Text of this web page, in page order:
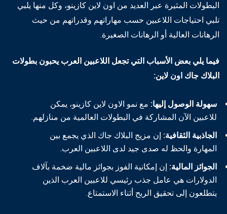
البطولات المثيرة عبر العديد من اون لاين كازينو، وكل منها يلبي
تلبي احتياجات اللاعبين حسب مهاراتهم وقدراتهم من حيث
الرهانات العالية أو الرهانات الصغيرة.
فيما يلي بعض الأسباب التي تجعل اللاعبين العرب يحبون بطولات
البلاك جاك اون لاين:
سهولة الوصول إليها: مع نمو الاون لاين كازينو، يمكن
للاعبين الآن المشاركة في البطولات العالمية من منازلهم.
الجاذبية الثقافية: إن مزيج البلاك جاك الذي يجمع بين
المهارة والحظ له صدى جيد لدى اللاعبين العرب.
الجوائز المالية: إن إمكانية الفوز بجوائز مالية ضخمة بآلاف
الدولارات هي عامل جذب رئيسي للاعبين العرب الذين
يتطلعون إلى تحقيق الربح أثناء الاستمتاع.